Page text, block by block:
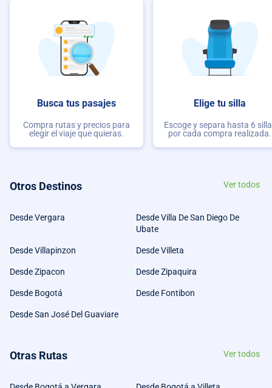
Busca tus pasajes
Compra rutas y precios para
elegir el viaje que quieras.
Elige tu silla
Escoge y separa hasta 6
por cada compra realizada.
Otros Destinos Ver todos
Desde Vergara
Desde Villa De San Diego De
Ubate
Desde Villapinzon Desde Villeta
Desde Zipacon Desde Zipaquira
Desde Bogotá Desde Fontibon
Desde San José Del Guaviare
Otras Rutas Ver todos